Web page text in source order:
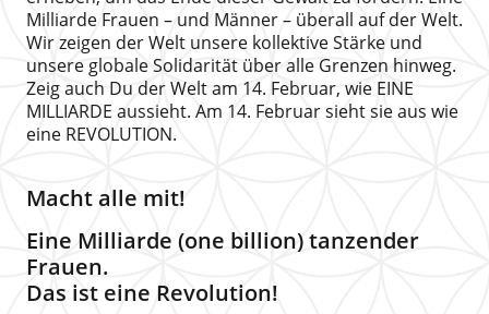
Milliarde Frauen – und Männer – überall auf der Welt.
Wir zeigen der Welt unsere kollektive Stärke und
unsere globale Solidarität über alle Grenzen hinweg.
Zeig auch Du der Welt am 14. Februar, wie EINE
MILLIARDE aussieht. Am 14. Februar sieht sie aus wie
eine REVOLUTION.
Macht alle mit!
Eine Milliarde (one billion) tanzender
Frauen.
Das ist eine Revolution!